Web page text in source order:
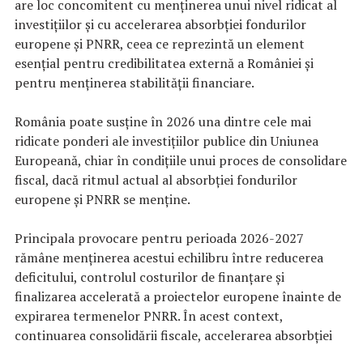
are loc concomitent cu menținerea unui nivel ridicat al
investițiilor și cu accelerarea absorbției fondurilor
europene și PNRR, ceea ce reprezintă un element
esențial pentru credibilitatea externă a României și
pentru menținerea stabilității financiare.
România poate susține în 2026 una dintre cele mai
ridicate ponderi ale investițiilor publice din Uniunea
Europeană, chiar în condițiile unui proces de consolidare
fiscal, dacă ritmul actual al absorbției fondurilor
europene și PNRR se menține.
Principala provocare pentru perioada 2026-2027
rămâne menținerea acestui echilibru între reducerea
deficitului, controlul costurilor de finanțare și
finalizarea accelerată a proiectelor europene înainte de
expirarea termenelor PNRR. În acest context,
continuarea consolidării fiscale, accelerarea absorbției